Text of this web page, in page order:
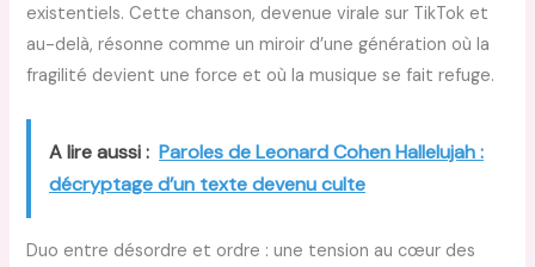
existentiels. Cette chanson, devenue virale sur TikTok et
au-delà, résonne comme un miroir d’une génération où la
fragilité devient une force et où la musique se fait refuge.
A lire aussi : Paroles de Leonard Cohen Hallelujah :
décryptage d’un texte devenu culte
Duo entre désordre et ordre : une tension au cœur des